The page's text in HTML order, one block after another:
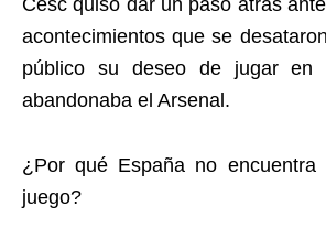
Cesc quiso dar un paso atrás
acontecimientos que se
público su deseo de jugar en
abandonaba el Arsenal.
¿Por qué España no encuentra
juego?